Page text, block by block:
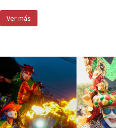
Ver más